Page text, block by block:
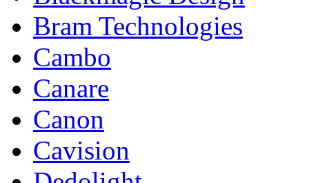
Bram Technologies
Cambo
Canare
Canon
Cavision